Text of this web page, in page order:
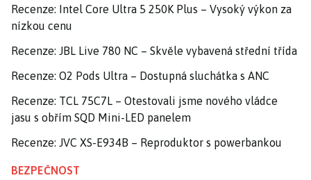
Recenze: Intel Core Ultra 5 250K Plus – Vysoký výkon za
nízkou cenu
Recenze: JBL Live 780 NC – Skvěle vybavená střední třída
Recenze: O2 Pods Ultra – Dostupná sluchátka s ANC
Recenze: TCL 75C7L – Otestovali jsme nového vládce
jasu s obřím SQD Mini-LED panelem
Recenze: JVC XS-E934B – Reproduktor s powerbankou
BEZPEČNOST